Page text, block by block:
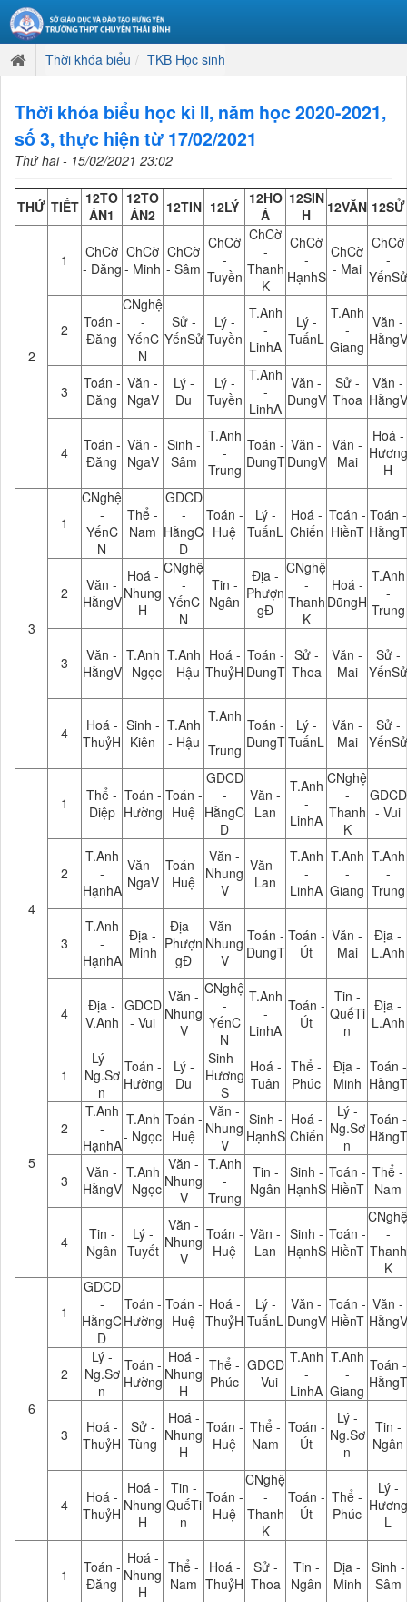
Thời khóa biểu TKB Học sinh
Thời khóa biểu học kì II, năm học 2020-2021,
số 3, thực hiện từ 17/02/2021
Thứ hai - 15/02/2021 23:02
THỨ TIẾT 12TO
ÁN1
12TO
ÁN2
12TIN 12LÝ 12HO
Á
12SIN
H
12VĂN 12SỬ
2
1
ChCờ
- Đăng
ChCờ
- Minh
ChCờ
- Sâm
ChCờ
-
Tuyền
ChCờ
-
Thanh
K
ChCờ
-
HạnhS
ChCờ
- Mai
ChCờ
-
YếnSử
2
Toán -
Đăng
CNghệ
-
YếnC
N
Sử -
YếnSử
Lý -
Tuyền
T.Anh
-
LinhA
Lý -
TuấnL
T.Anh
-
Giang
Văn -
HằngV
3
Toán -
Đăng
Văn -
NgaV
Lý -
Du
Lý -
Tuyền
T.Anh
-
LinhA
Văn -
DungV
Sử -
Thoa
Văn -
HằngV
4
Toán -
Đăng
Văn -
NgaV
Sinh -
Sâm
T.Anh
-
Trung
Toán -
DungT
Văn -
DungV
Văn -
Mai
Hoá -
Hương
H
3
1
CNghệ
-
YếnC
N
Thể -
Nam
GDCD
-
HằngC
D
Toán -
Huệ
Lý -
TuấnL
Hoá -
Chiến
Toán -
HiềnT
Toán -
HằngT
2
Văn -
HằngV
Hoá -
Nhung
H
CNghệ
-
YếnC
N
Tin -
Ngân
Địa -
Phượn
gĐ
CNghệ
-
Thanh
K
Hoá -
DũngH
T.Anh
-
Trung
3
Văn -
HằngV
T.Anh
- Ngọc
T.Anh
- Hậu
Hoá -
ThuỷH
Toán -
DungT
Sử -
Thoa
Văn -
Mai
Sử -
YếnSử
4
Hoá -
ThuỷH
Sinh -
Kiên
T.Anh
- Hậu
T.Anh
-
Trung
Toán -
DungT
Lý -
TuấnL
Văn -
Mai
Sử -
YếnSử
4
1
Thể -
Diệp
Toán -
Hường
Toán -
Huệ
GDCD
-
HằngC
D
Văn -
Lan
T.Anh
-
LinhA
CNghệ
-
Thanh
K
GDCD
- Vui
2
T.Anh
-
HạnhA
Văn -
NgaV
Toán -
Huệ
Văn -
Nhung
V
Văn -
Lan
T.Anh
-
LinhA
T.Anh
-
Giang
T.Anh
-
Trung
3
T.Anh
-
HạnhA
Địa -
Minh
Địa -
Phượn
gĐ
Văn -
Nhung
V
Toán -
DungT
Toán -
Út
Văn -
Mai
Địa -
L.Anh
4
Địa -
V.Anh
GDCD
- Vui
Văn -
Nhung
V
CNghệ
-
YếnC
N
T.Anh
-
LinhA
Toán -
Út
Tin -
QuếTi
n
Địa -
L.Anh
5
1
Lý -
Ng.Sơ
n
Toán -
Hường
Lý -
Du
Sinh -
Hương
S
Hoá -
Tuân
Thể -
Phúc
Địa -
Minh
Toán -
HằngT
2
T.Anh
-
HạnhA
T.Anh
- Ngọc
Toán -
Huệ
Văn -
Nhung
V
Sinh -
HạnhS
Hoá -
Chiến
Lý -
Ng.Sơ
n
Toán -
HằngT
3
Văn -
HằngV
T.Anh
- Ngọc
Văn -
Nhung
V
T.Anh
-
Trung
Tin -
Ngân
Sinh -
HạnhS
Toán -
HiềnT
Thể -
Nam
4
Tin -
Ngân
Lý -
Tuyết
Văn -
Nhung
V
Toán -
Huệ
Văn -
Lan
Sinh -
HạnhS
Toán -
HiềnT
CNghệ
-
Thanh
K
6
1
GDCD
-
HằngC
D
Toán -
Hường
Toán -
Huệ
Hoá -
ThuỷH
Lý -
TuấnL
Văn -
DungV
Toán -
HiềnT
Văn -
HằngV
2
Lý -
Ng.Sơ
n
Toán -
Hường
Hoá -
Nhung
H
Thể -
Phúc
GDCD
- Vui
T.Anh
-
LinhA
T.Anh
-
Giang
Toán -
HằngT
3
Hoá -
ThuỷH
Sử -
Tùng
Hoá -
Nhung
H
Toán -
Huệ
Thể -
Nam
Toán -
Út
Lý -
Ng.Sơ
n
Tin -
Ngân
4
Hoá -
ThuỷH
Hoá -
Nhung
H
Tin -
QuếTi
n
Toán -
Huệ
CNghệ
-
Thanh
K
Toán -
Út
Thể -
Phúc
Lý -
Hương
L
1
Toán -
Đăng
Hoá -
Nhung
H
Thể -
Nam
Hoá -
ThuỷH
Sử -
Thoa
Tin -
Ngân
Địa -
Minh
Sinh -
Sâm